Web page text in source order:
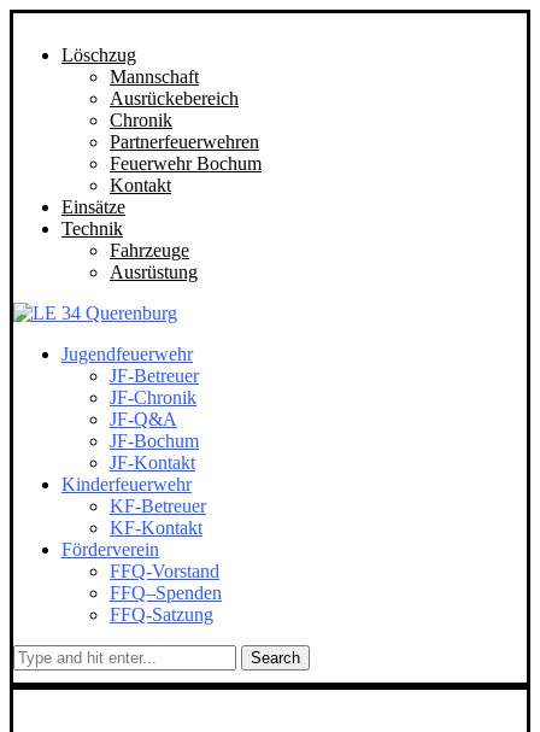
Löschzug
Mannschaft
Ausrückebereich
Chronik
Partnerfeuerwehren
Feuerwehr Bochum
Kontakt
Einsätze
Technik
Fahrzeuge
Ausrüstung
Jugendfeuerwehr
JF-Betreuer
JF-Chronik
JF-Q&A
JF-Bochum
JF-Kontakt
Kinderfeuerwehr
KF-Betreuer
KF-Kontakt
Förderverein
FFQ-Vorstand
FFQ–Spenden
FFQ-Satzung
Search